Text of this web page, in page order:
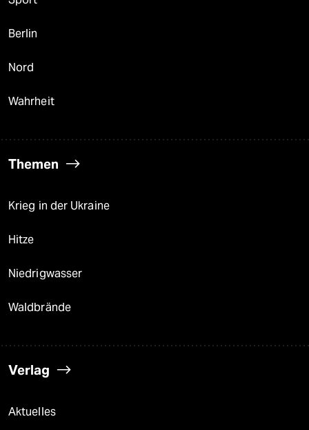
Berlin
Nord
Wahrheit
Themen
Krieg in der Ukraine
Hitze
Niedrigwasser
Waldbrände
Verlag
Aktuelles